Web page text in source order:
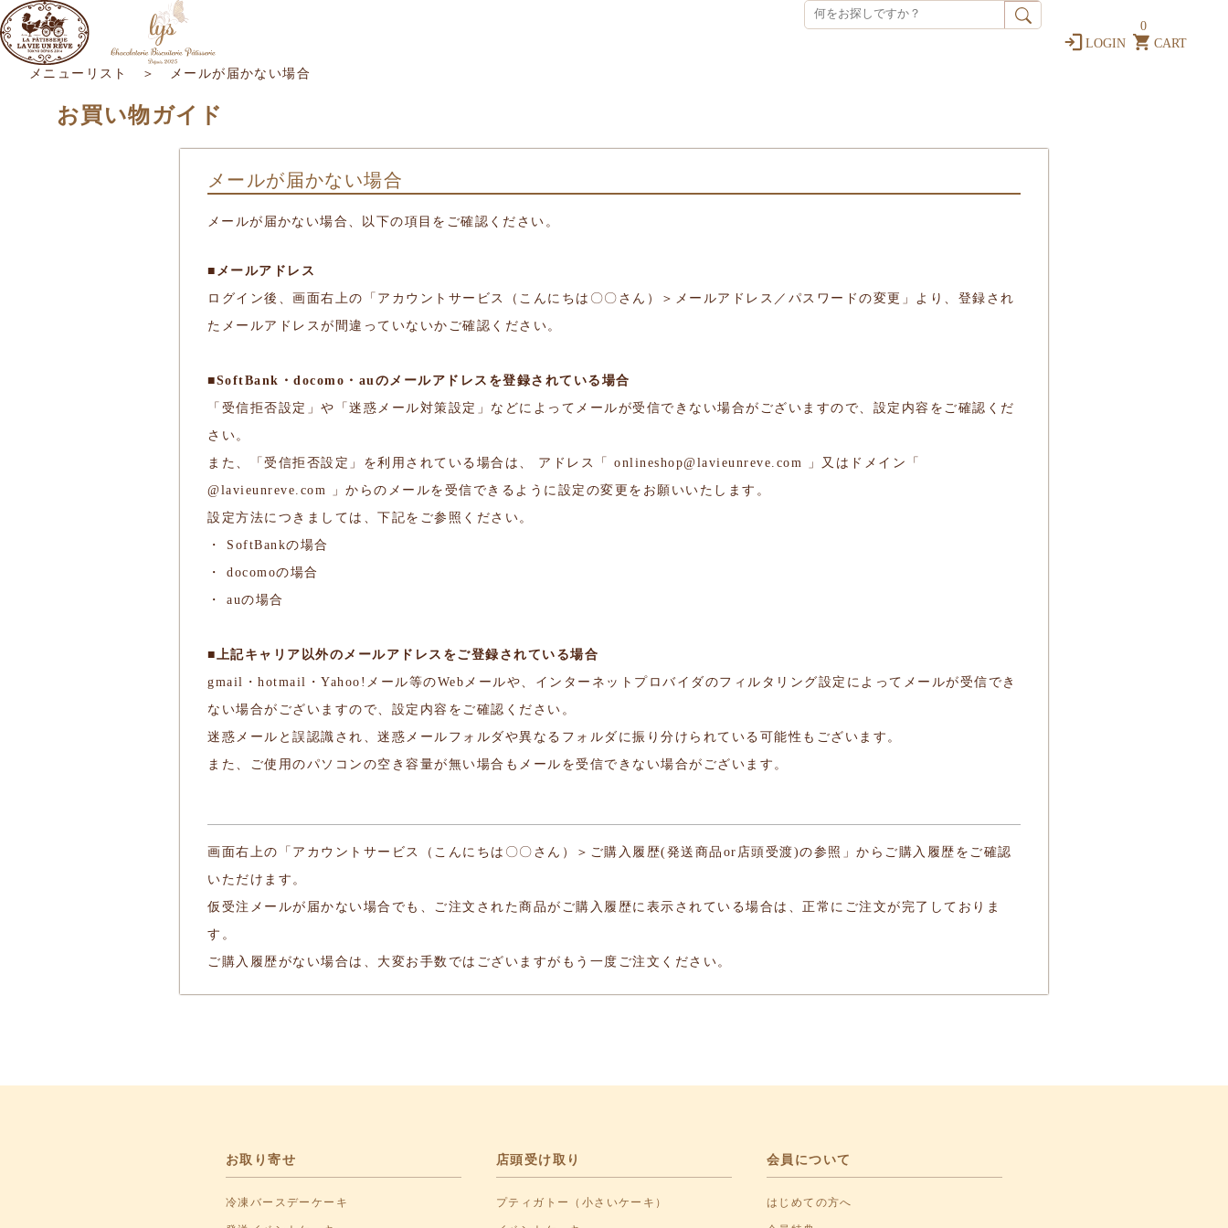
LOGIN CART
0
メニューリスト ＞ メールが届かない場合
お買い物ガイド
メールが届かない場合
メールが届かない場合、以下の項目をご確認ください。
■メールアドレス
ログイン後、画面右上の「アカウントサービス（こんにちは〇〇さん）＞メールアドレス／パスワードの変更」より、登録され
たメールアドレスが間違っていないかご確認ください。
■SoftBank・docomo・auのメールアドレスを登録されている場合
「受信拒否設定」や「迷惑メール対策設定」などによってメールが受信できない場合がございますので、設定内容をご確認くだ
さい。
また、「受信拒否設定」を利用されている場合は、 アドレス「 onlineshop@lavieunreve.com
」又はドメイン「
@lavieunreve.com 」からのメールを受信できるように設定の変更をお願いいたします。
設定方法につきましては、下記をご参照ください。
・ SoftBankの場合
・ docomoの場合
・ auの場合
■上記キャリア以外のメールアドレスをご登録されている場合
gmail・hotmail・Yahoo!メール等のWebメールや、インターネットプロバイダのフィルタリング設定によってメールが受信でき
ない場合がございますので、設定内容をご確認ください。
迷惑メールと誤認識され、迷惑メールフォルダや異なるフォルダに振り分けられている可能性もございます。
また、ご使用のパソコンの空き容量が無い場合もメールを受信できない場合がございます。
画面右上の「アカウントサービス（こんにちは〇〇さん）＞ご購入履歴(発送商品or店頭受渡)の参照」からご購入履歴をご確認
いただけます。
仮受注メールが届かない場合でも、ご注文された商品がご購入履歴に表示されている場合は、正常にご注文が完了しておりま
す。
ご購入履歴がない場合は、大変お手数ではございますがもう一度ご注文ください。
お取り寄せ
冷凍バースデーケーキ
店頭受け取り
プティガトー（小さいケーキ）
会員について
はじめての方へ